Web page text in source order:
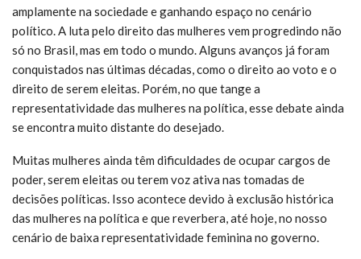
amplamente na sociedade e ganhando espaço no cenário
político. A luta pelo direito das mulheres vem progredindo não
só no Brasil, mas em todo o mundo. Alguns avanços já foram
conquistados nas últimas décadas, como o direito ao voto e o
direito de serem eleitas. Porém, no que tange a
representatividade das mulheres na política, esse debate ainda
se encontra muito distante do desejado.
Muitas mulheres ainda têm dificuldades de ocupar cargos de
poder, serem eleitas ou terem voz ativa nas tomadas de
decisões políticas. Isso acontece devido à exclusão histórica
das mulheres na política e que reverbera, até hoje, no nosso
cenário de baixa representatividade feminina no governo.